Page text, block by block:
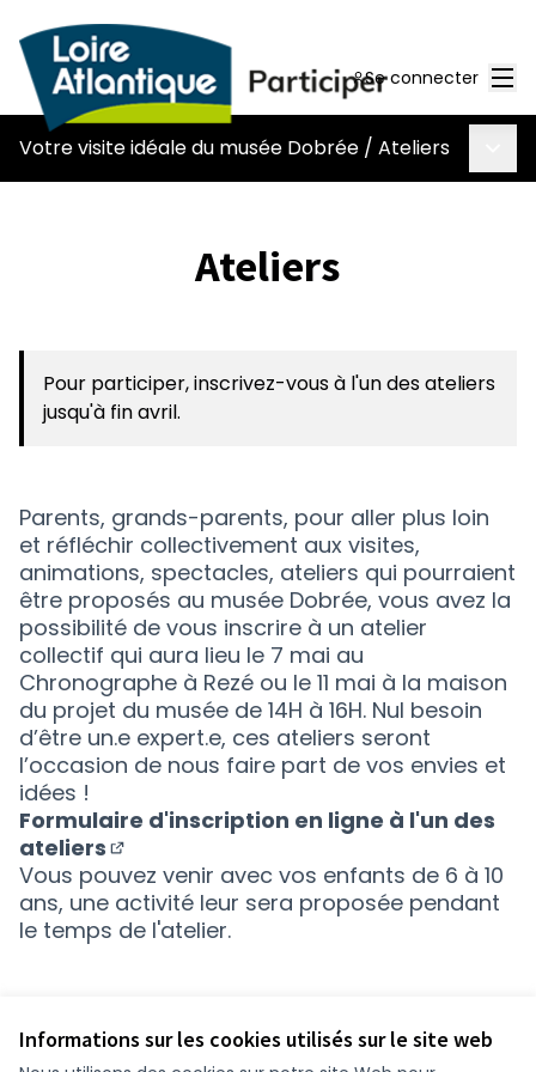
Informations sur les cookies utilisés sur le site web
Se connecter
Votre visite idéale du musée Dobrée / Ateliers
Ateliers
Pour participer, inscrivez-vous à l'un des ateliers
jusqu'à fin avril.
Parents, grands-parents, pour aller plus loin
et réfléchir collectivement aux visites,
animations, spectacles, ateliers qui pourraient
être proposés au musée Dobrée, vous avez la
possibilité de vous inscrire à un atelier
collectif qui aura lieu le 7 mai au
Chronographe à Rezé ou le 11 mai à la maison
du projet du musée de 14H à 16H. Nul besoin
d’être un.e expert.e, ces ateliers seront
l’occasion de nous faire part de vos envies et
idées !
Formulaire d'inscription en ligne à l'un des
ateliers
(Nouvelle fenêtre)
Vous pouvez venir avec vos enfants de 6 à 10
ans, une activité leur sera proposée pendant
le temps de l'atelier.